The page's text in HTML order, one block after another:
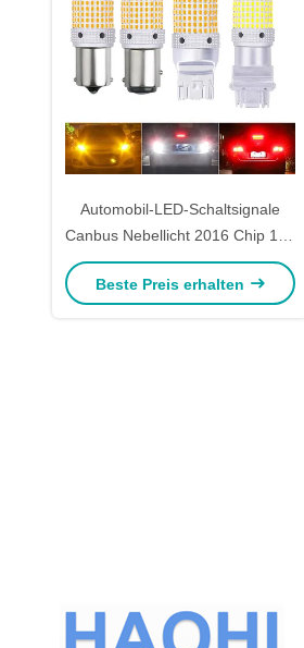
Automobil-LED-Schaltsignale
Canbus Nebellicht 2016 Chip 150
SMD 1156/1157/7440 LED
Beste Preis erhalten